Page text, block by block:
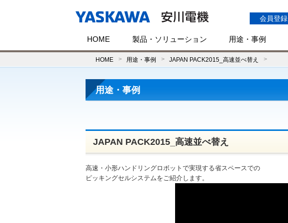
会員登録
HOME 製品・ソリューション 用途・事例
HOME 用途・事例 JAPAN PACK2015_高速並べ替え
用途・事例
JAPAN PACK2015_高速並べ替え
高速・小形ハンドリングロボットで実現する省スペースでの
ピッキングセルシステムをご紹介します。